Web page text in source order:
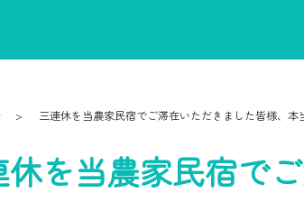
三連休を当農家民宿でご滞在いただきました皆様、本
休を当農家民宿で